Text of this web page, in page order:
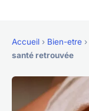
Accueil › Bien-etre ›
santé retrouvée